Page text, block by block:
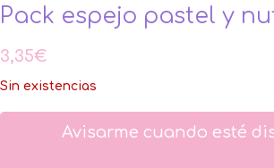
Pack espejo pastel y
3,35€
Sin existencias
Avisarme cuando esté